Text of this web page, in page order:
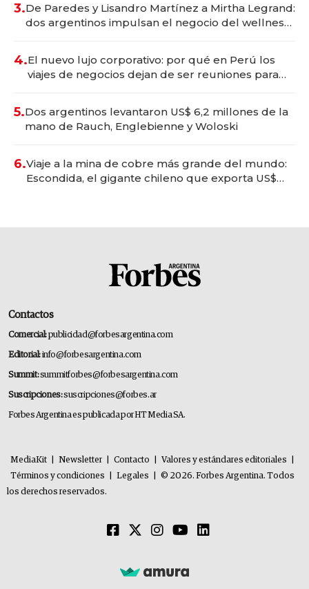
3.De Paredes y Lisandro Martínez a Mirtha Legrand:
dos argentinos impulsan el negocio del wellness
4.El nuevo lujo corporativo: por qué en Perú los
viajes de negocios dejan de ser reuniones para
5.Dos argentinos levantaron US$ 6,2 millones de la
mano de Rauch, Englebienne y Woloski
6.Viaje a la mina de cobre más grande del mundo:
Escondida, el gigante chileno que exporta US$
Contactos
Comercial:publicidad@forbesargentina.com
Editorial:info@forbesargentina.com
Summit:summitforbes@forbesargentina.com
Suscripciones:suscripciones@forbes.ar
Forbes Argentina es publicada por HT Media SA.
MediaKit Newsletter Contacto Valores y estándares editoriales
Términos y condiciones
Legales
© 2026. Forbes Argentina. Todos
los derechos reservados.